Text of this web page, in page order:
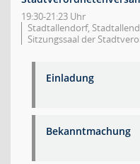
19:30-21:23 Uhr
Stadtallendorf,
Sitzungssaal der
Einladung
Bekanntmachung